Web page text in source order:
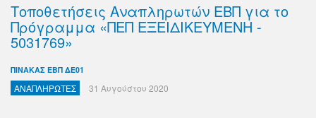
Τοποθετήσεις Αναπληρωτών ΕΒΠ για το
Πρόγραμμα «ΠΕΠ ΕΞΕΙΔΙΚΕΥΜΕΝΗ -
5031769»
ΠΙΝΑΚΑΣ ΕΒΠ ΔΕ01
ΑΝΑΠΛΗΡΩΤΕΣ 31 Αυγούστου 2020